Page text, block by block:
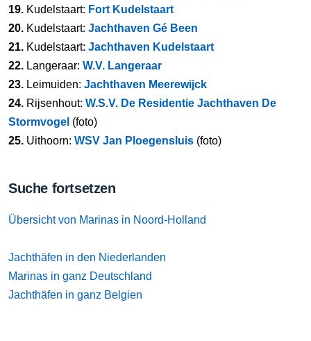
19. Kudelstaart: Fort Kudelstaart
20. Kudelstaart: Jachthaven Gé Been
21. Kudelstaart: Jachthaven Kudelstaart
22. Langeraar: W.V. Langeraar
23. Leimuiden: Jachthaven Meerewijck
24. Rijsenhout: W.S.V. De Residentie Jachthaven De
Stormvogel (foto)
25. Uithoorn: WSV Jan Ploegensluis (foto)
Suche fortsetzen
Übersicht von Marinas in Noord-Holland
Jachthäfen in den Niederlanden
Marinas in ganz Deutschland
Jachthäfen in ganz Belgien